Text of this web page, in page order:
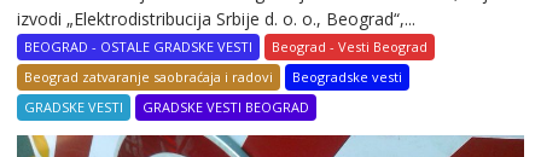
izvodi „Elektrodistribucija Srbije d. o. o., Beograd“,...
BEOGRAD - OSTALE GRADSKE VESTI
Beograd - Vesti Beograd
Beograd zatvaranje saobraćaja i radovi
Beogradske vesti
GRADSKE VESTI
GRADSKE VESTI BEOGRAD